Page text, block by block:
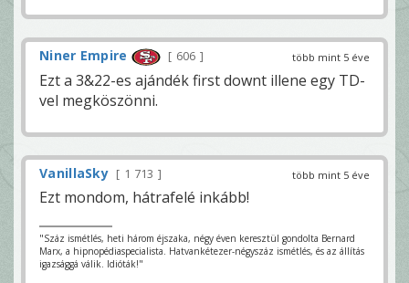
több mint 5 éve
Niner Empire 606
Ezt a 3&22-es ajándék first downt illene egy TD-
vel megköszönni.
több mint 5 éve
VanillaSky 1 713
Ezt mondom, hátrafelé inkább!
"Száz ismétlés, heti három éjszaka, négy éven keresztül gondolta Bernard
Marx, a hipnopédiaspecialista. Hatvankétezer-négyszáz ismétlés, és az állítás
igazsággá válik. Idióták!"